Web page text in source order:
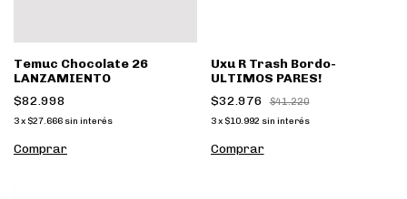
Temuc Chocolate 26
LANZAMIENTO
$82.998
3x $27.666 sin interés
Comprar
Uxu R Trash Bordo-
ULTIMOS PARES!
$32.976
$41.220
3 x $10.992 sin interés
Comprar